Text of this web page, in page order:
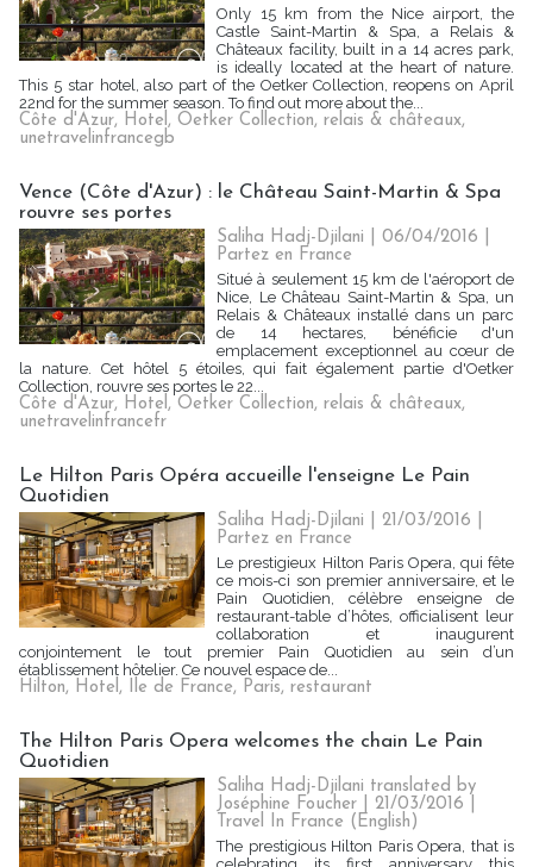
Only 15 km from the Nice airport, the
Castle Saint-Martin & Spa, a Relais &
Châteaux facility, built in a 14 acres park,
is ideally located at the heart of nature.
This 5 star hotel, also part of the Oetker Collection, reopens on April
22nd for the summer season. To find out more about the...
Côte d'Azur, Hotel, Oetker Collection, relais & châteaux,
unetravelinfrancegb
Vence (Côte d'Azur) : le Château Saint-Martin & Spa
rouvre ses portes
Saliha Hadj-Djilani | 06/04/2016
Partez en France
Situé à seulement 15 km de l'aéroport de
Nice, Le Château Saint-Martin & Spa, un
Relais & Châteaux installé dans un parc
de 14 hectares, bénéficie d'un
emplacement exceptionnel au cœur de
la nature. Cet hôtel 5 étoiles, qui fait également partie d'Oetker
Collection, rouvre ses portes le 22...
Côte d'Azur, Hotel, Oetker Collection, relais & châteaux,
unetravelinfrancefr
Le Hilton Paris Opéra accueille l'enseigne Le Pain
Quotidien
Saliha Hadj-Djilani | 21/03/2016
Partez en France
Le prestigieux Hilton Paris Opera, qui fête
ce mois-ci son premier anniversaire, et le
Pain Quotidien, célèbre enseigne de
restaurant-table d’hôtes, officialisent leur
collaboration et inaugurent
conjointement le tout premier Pain Quotidien au sein d’un
établissement hôtelier. Ce nouvel espace de...
Hilton, Hotel, Ile de France, Paris, restaurant
The Hilton Paris Opera welcomes the chain Le Pain
Quotidien
Saliha Hadj-Djilani translated by
Joséphine Foucher | 21/03/2016
Travel In France (English)
The prestigious Hilton Paris Opera, that is